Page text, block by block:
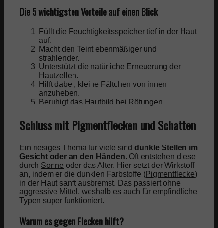
Die 5 wichtigsten Vorteile auf einen Blick
Füllt die Feuchtigkeitsspeicher tief in der Haut
auf.
Macht den Teint ebenmäßiger und
strahlender.
Unterstützt die natürliche Erneuerung der
Hautzellen.
Hilft dabei, kleine Fältchen von innen
anzuheben.
Beruhigt das Hautbild bei Rötungen.
Schluss mit Pigmentflecken und Schatten
Ein riesiges Thema für viele sinddunkle Stellen im
Gesicht oder an den Händen. Oft entstehen diese
durch Sonne oder das Alter. Hier setzt der Wirkstoff
an, indem er die dunklen Farbstoffe (Pigmentflecke)
in der Haut sanft ausbremst. Das passiert ohne
aggressive Mittel, weshalb es auch für empfindliche
Typen super funktioniert.
Warum es gegen Flecken hilft?